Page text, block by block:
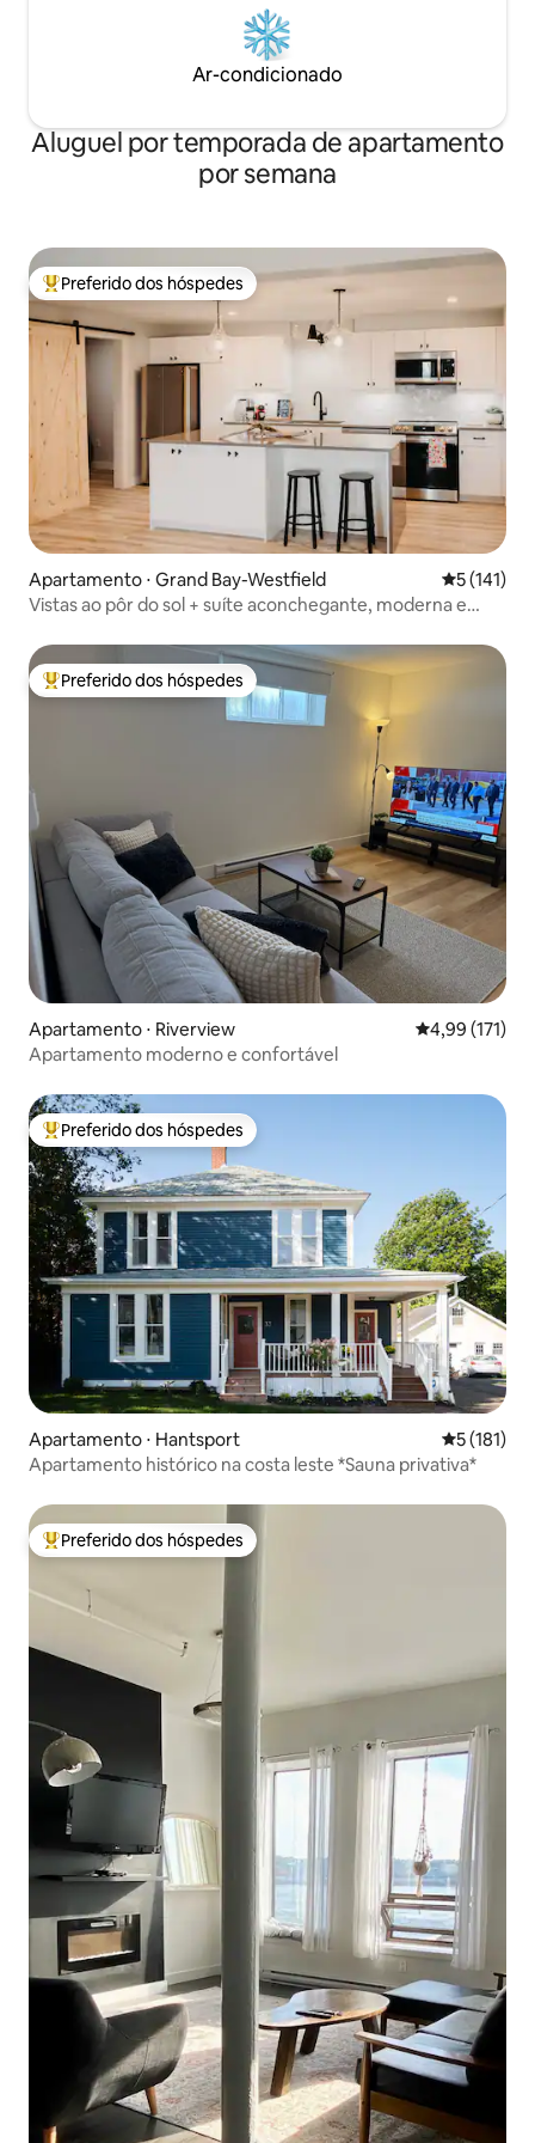
Ar-condicionado
Aluguel por temporada de apartamento
por semana
Entre os melhores preferidos dos hóspedes
Preferido dos hóspedes
Apartamento ⋅ Grand Bay-Westfield 5 de uma
5 (141)
Vistas ao pôr do sol + suíte aconchegante, moderna e
Entre os melhores preferidos dos hóspedes
Preferido dos hóspedes
Apartamento ⋅ Riverview 4,99 de uma
4,99 (171)
Apartamento moderno e confortável
Entre os melhores preferidos dos hóspedes
Preferido dos hóspedes
Apartamento ⋅ Hantsport 5 de uma
5 (181)
Apartamento histórico na costa leste *Sauna privativa*
Entre os melhores preferidos dos hóspedes
Preferido dos hóspedes